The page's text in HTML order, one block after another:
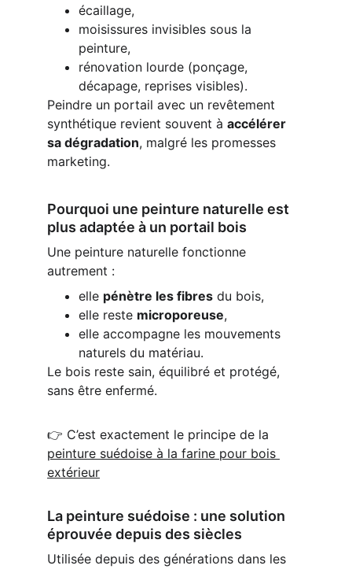
écaillage,
moisissures invisibles sous la
peinture,
rénovation lourde (ponçage,
décapage, reprises visibles).
Peindre un portail avec un revêtement
synthétique revient souvent à accélérer
sa dégradation, malgré les promesses
marketing.
Pourquoi une peinture naturelle est
plus adaptée à un portail bois
Une peinture naturelle fonctionne
autrement :
elle pénètre les fibres du bois,
elle reste microporeuse,
elle accompagne les mouvements
naturels du matériau.
Le bois reste sain, équilibré et protégé,
sans être enfermé.
👉 C’est exactement le principe de la
peinture suédoise à la farine pour bois
extérieur
La peinture suédoise : une solution
éprouvée depuis des siècles
Utilisée depuis des générations dans les